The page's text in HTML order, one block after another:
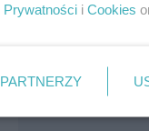
Prywatności i Cookies
PARTNERZY